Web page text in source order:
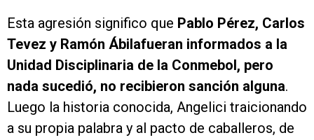
Esta agresión significo que Pablo Pérez, Carlos
Tevez y Ramón Ábilafueran informados a la
Unidad Disciplinaria de la Conmebol, pero
nada sucedió, no recibieron sanción alguna.
Luego la historia conocida, Angelici traicionando
a su propia palabra y al pacto de caballeros, de